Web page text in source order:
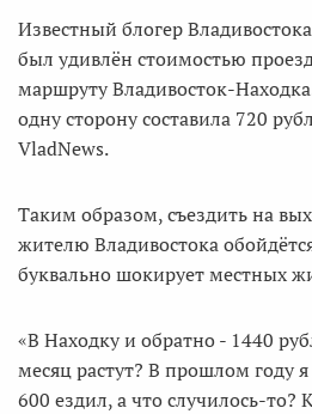
Известный блогер
был удивлён стоимостью
маршруту Владивосток-
одну сторону составила 720
VladNews.
Таким образом, съездить на
жителю Владивостока
буквально шокирует местных
«В Находку и обратно - 1440
месяц растут? В прошлом году
600 ездил, а что случилось-то?